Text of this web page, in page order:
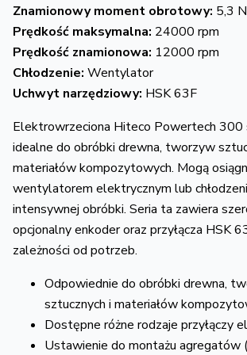
Znamionowy moment obrotowy: 5,3
Prędkość maksymalna: 24000 rpm
Prędkość znamionowa: 12000 rpm
Chłodzenie: Wentylator
Uchwyt narzędziowy: HSK 63F
Elektrowrzeciona Hiteco Powertech 300
idealne do obróbki drewna, tworzyw
materiałów kompozytowych. Mogą
wentylatorem elektrycznym lub
intensywnej obróbki. Seria ta zawiera
opcjonalny enkoder oraz przyłącza HSK
zależności od potrzeb.
Odpowiednie do obróbki drewna,
sztucznych i materiałów
Dostępne różne rodzaje przyłączy
Ustawienie do montażu agregatów